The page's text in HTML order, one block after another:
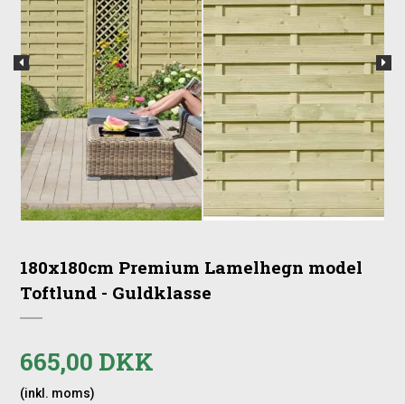
180x180cm Premium Lamelhegn model
Toftlund - Guldklasse
665,00 DKK
(inkl. moms)